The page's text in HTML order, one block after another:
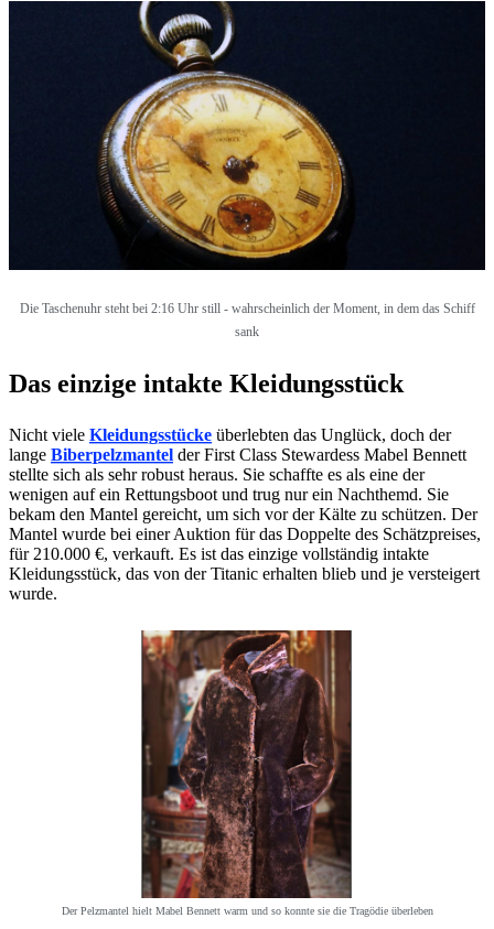
Die Taschenuhr steht bei 2:16 Uhr still - wahrscheinlich der Moment, in dem das Schiff
sank
Das einzige intakte Kleidungsstück
Nicht viele Kleidungsstücke überlebten das Unglück, doch der
lange Biberpelzmantel der First Class Stewardess Mabel Bennett
stellte sich als sehr robust heraus. Sie schaffte es als eine der
wenigen auf ein Rettungsboot und trug nur ein Nachthemd. Sie
bekam den Mantel gereicht, um sich vor der Kälte zu schützen. Der
Mantel wurde bei einer Auktion für das Doppelte des Schätzpreises,
für 210.000 €, verkauft. Es ist das einzige vollständig intakte
Kleidungsstück, das von der Titanic erhalten blieb und je versteigert
wurde.
Der Pelzmantel hielt Mabel Bennett warm und so konnte sie die Tragödie überleben